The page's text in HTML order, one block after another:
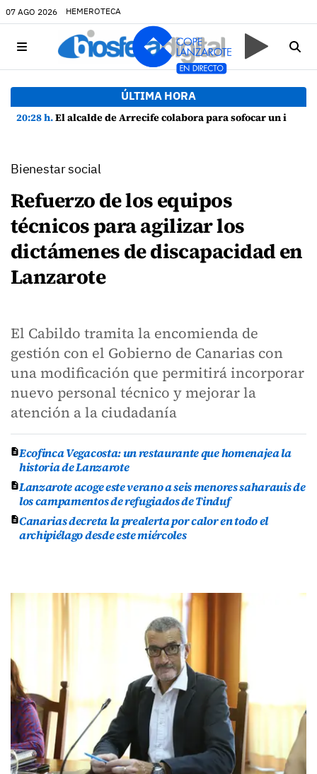
07 AGO 2026 HEMEROTECA
ÚLTIMA HORA
20:28 h.El alcalde de Arrecife colabora para sofocar un incendio en una vivienda de Playa Honda
Bienestar social
Refuerzo de los equipos
técnicos para agilizar los
dictámenes de discapacidad en
Lanzarote
El Cabildo tramita la encomienda de
gestión con el Gobierno de Canarias con
una modificación que permitirá incorporar
nuevo personal técnico y mejorar la
atención a la ciudadanía
Ecofinca Vegacosta: un restaurante que homenajea la
historia de Lanzarote
Lanzarote acoge este verano a seis menores saharauis de
los campamentos de refugiados de Tinduf
Canarias decreta la prealerta por calor en todo el
archipiélago desde este miércoles